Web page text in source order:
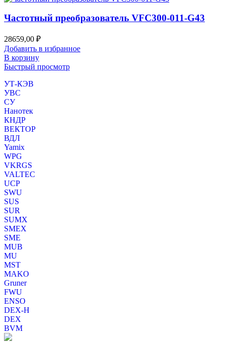
Частотный преобразователь VFC300-011-G43
28659,00 ₽
Добавить в избранное
В корзину
Быстрый просмотр
УТ-КЭВ
УВС
СУ
Нанотек
КНДР
ВЕКТОР
ВДЛ
Yamix
WPG
VKRGS
VALTEC
UCP
SWU
SUS
SUR
SUMX
SMEX
SME
MUB
MU
MST
MAKO
Gruner
FWU
ENSO
DEX-H
DEX
BVM